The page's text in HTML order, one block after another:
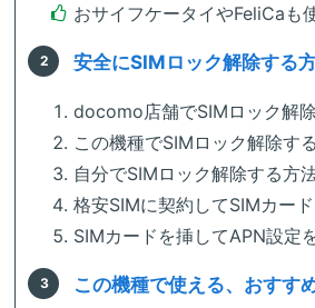
おサイフケータイやFeliCaも
安全にSIMロック解除する
docomo店舗でSIMロック解
この機種でSIMロック解除す
自分でSIMロック解除する方
格安SIMに契約してSIMカー
SIMカードを挿してAPN設定
この機種で使える、おすす